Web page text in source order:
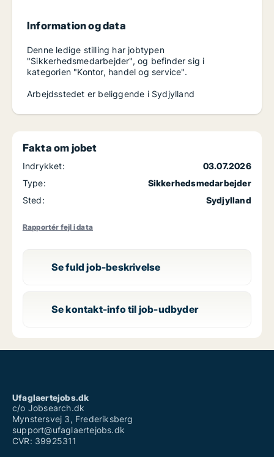
Information og data
Denne ledige stilling har jobtypen
"Sikkerhedsmedarbejder", og befinder sig i
kategorien "Kontor, handel og service".
Arbejdsstedet er beliggende i Sydjylland
Fakta om jobet
Indrykket:
03.07.2026
Type:
Sikkerhedsmedarbejder
Sted:
Sydjylland
Rapportér fejl i data
Se fuld job-beskrivelse
Se kontakt-info til job-udbyder
Ufaglaertejobs.dk
c/o Jobsearch.dk
Mynstersvej 3, Frederiksberg
support@ufaglaertejobs.dk
CVR: 39925311